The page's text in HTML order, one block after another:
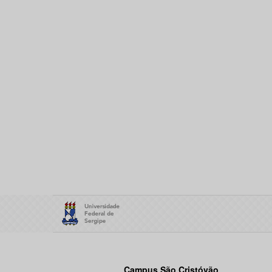
Campus São Cristóvão